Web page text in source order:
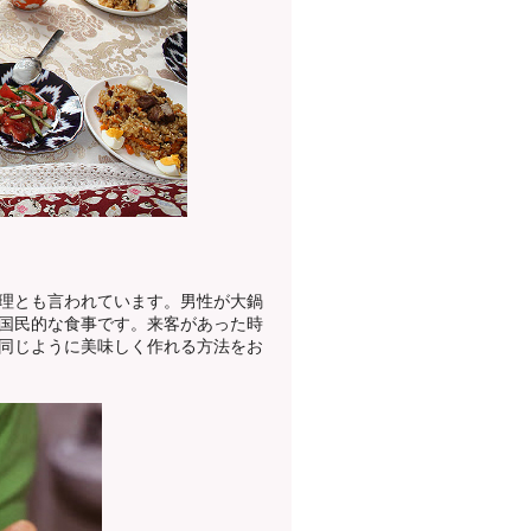
とも言われています。男性が大鍋
民的な食事です。来客があった時
じように美味しく作れる方法をお